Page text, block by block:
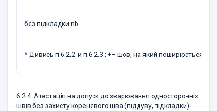
без пiдкладки nb
* Дивись п.6.2.2. и п.6.2.3.; +– шов, на який поширюється
6.2.4. Атестацiя на допуск до зварювання одностороннiх
швiв без захисту кореневого шва (пiддуву, пiдкладки)